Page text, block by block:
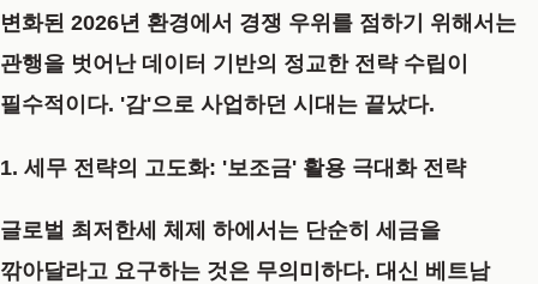
변화된 2026년 환경에서 경쟁 우위를 점하기 위해서는
관행을 벗어난 데이터 기반의 정교한 전략 수립이
필수적이다. '감'으로 사업하던 시대는 끝났다.
1. 세무 전략의 고도화: '보조금' 활용 극대화 전략
글로벌 최저한세 체제 하에서는 단순히 세금을
깎아달라고 요구하는 것은 무의미하다. 대신 베트남